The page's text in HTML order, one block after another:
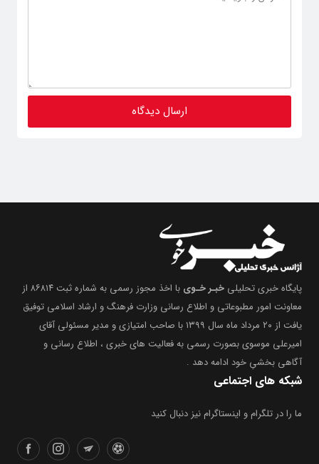
پایگاه خبری تحلیلی خبـر خـوی
با اخذ مجوز رسمی به شماره ثبت ۸۶۸۱۴ از
معاونت امور مطبوعاتی و اطلاع رسانی وزارت فرهنگ و ارشاد اسلامی توفیق
یافت از ۲۰ مرداد ماه سال ۱۳۹۹ با صاحب امتیازی و مدیر مسئولی آقای
امیرعلی موسوی بصورت رسمی به فعالیت های خبری ، اطلاع رسانی و
آگاهی بخشیِ خود ادامه دهد .
شبکه های اجتماعی
ما را در تلگرام و اینستاگرام نیز دنبال کنید